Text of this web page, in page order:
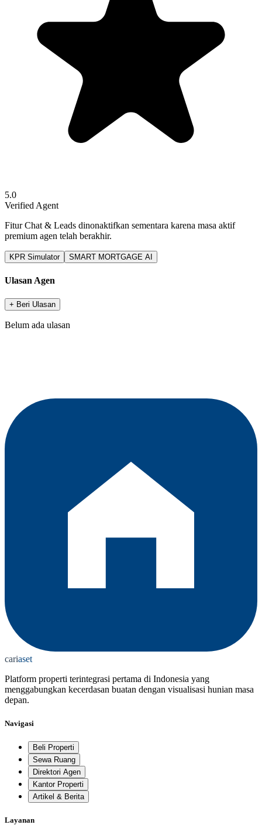
5.0
Verified Agent
Fitur Chat & Leads dinonaktifkan sementara karena masa aktif
premium agen telah berakhir.
KPR Simulator SMART MORTGAGE AI
Ulasan Agen
+ Beri Ulasan
Belum ada ulasan
cariaset
Platform properti terintegrasi pertama di Indonesia yang
menggabungkan kecerdasan buatan dengan visualisasi hunian masa
depan.
Navigasi
Beli Properti
Sewa Ruang
Direktori Agen
Kantor Properti
Artikel & Berita
Layanan